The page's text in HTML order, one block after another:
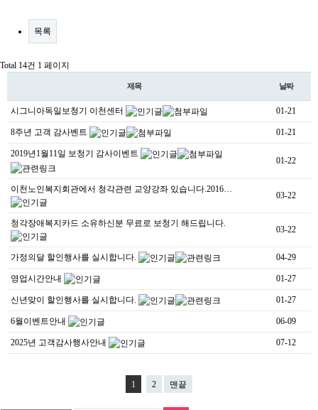
목록
Total 14건 1 페이지
제목 날짜
시그니아독일보청기 이천센터 01-21
8주년 고객 감사벤트 01-21
2019년1월11일 보청기 감사이벤트
01-22
이천노인복지회관에서 청각관련 교양강좌 있습니다.2016…
03-22
청각장애복지카드 소유하신분 무료로 보청기 해드립니다.
03-22
가정의달 할인행사를 실시합니다. 04-29
영업시간안내 01-27
신년맞이 할인행사를 실시합니다. 01-27
6월이벤트안내 06-09
2025년 고객감사행사안내 07-12
1 2 맨끝